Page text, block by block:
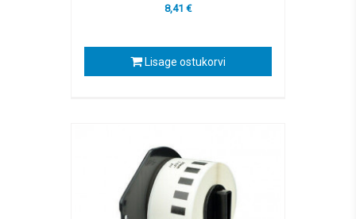
8,41 €
Lisage ostukorvi